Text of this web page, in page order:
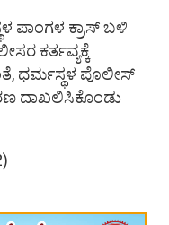
ಪಾಂಗಳ ಕ್ರಾಸ್ ಬಳಿ
ಕರ್ತವ್ಯಕ್ಕೆ
ಧರ್ಮಸ್ಥಳ ಪೊಲೀಸ್
ದಾಖಲಿಸಿಕೊಂಡು